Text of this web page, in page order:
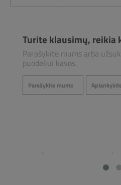
Turite klausimų, reikia
Parašykite mums arba
puodeliui kavos.
Parašykite mums